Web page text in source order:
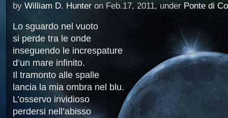
by William D. Hunter on Feb.17, 2011, underPonte di
Lo sguardo nel vuoto
si perde tra le onde
inseguendo le increspature
d’un mare infinito.
Il tramonto alle spalle
lancia la mia ombra nel blu.
L’osservo invidioso
perdersi nell’abisso